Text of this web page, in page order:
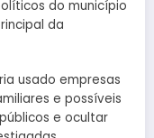
do município
da
usado empresas
e possíveis
e ocultar